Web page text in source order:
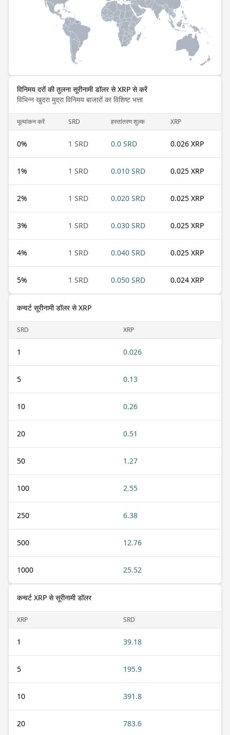
विनिमय दरों की तुलना सूरीनामी डॉलर से XRP से करें
विभिन्न खुदरा मुद्रा विनिमय बाजारों का विशिष्ट भत्ता
मूल्यांकन करें SRD हस्तांतरण शुल्क XRP
0% 1 SRD 0.0 SRD 0.026 XRP
1% 1 SRD 0.010 SRD 0.025 XRP
2% 1 SRD 0.020 SRD 0.025 XRP
3% 1 SRD 0.030 SRD 0.025 XRP
4% 1 SRD 0.040 SRD 0.025 XRP
5% 1 SRD 0.050 SRD 0.024 XRP
कन्वर्ट सूरीनामी डॉलर से XRP
SRD XRP
1 0.026
5 0.13
10 0.26
20 0.51
50 1.27
100 2.55
250 6.38
500 12.76
1000 25.52
कन्वर्ट XRP से सूरीनामी डॉलर
XRP SRD
1 39.18
5 195.9
10 391.8
20 783.6